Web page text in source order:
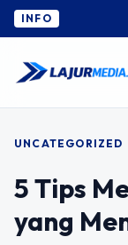
INFO
UNCATEGORIZED
5 Tips
yang